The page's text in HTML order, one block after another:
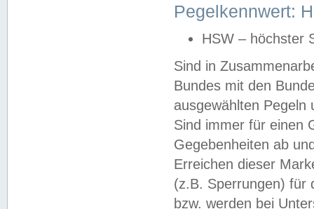
Pegelkennwert:
HSW – höchster
Sind in
Bundes mit den
ausgewählten
Sind immer für einen
Gegebenheiten ab
Erreichen dieser
(z.B. Sperrungen) für
bzw. werden bei